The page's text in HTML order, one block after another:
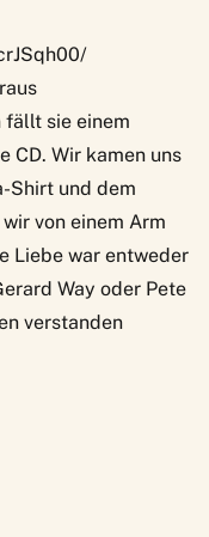
sie einem
CD. Wir kamen uns
Shirt und dem
von einem Arm
Liebe war entweder
Way oder Pete
verstanden